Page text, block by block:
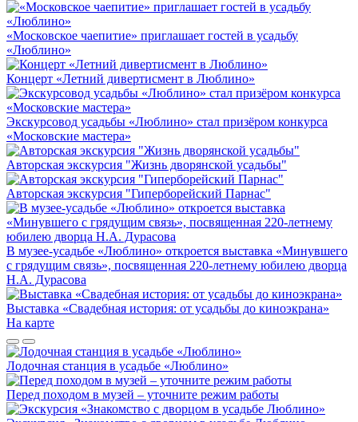
«Московское чаепитие» приглашает гостей в усадьбу
«Люблино»
Концерт «Летний дивертисмент в Люблино»
Экскурсовод усадьбы «Люблино» стал призёром конкурса
«Московские мастера»
Авторская экскурсия "Жизнь дворянской усадьбы"
Авторская экскурсия "Гиперборейский Парнас"
В музее-усадьбе «Люблино» откроется выставка «Минувшего
с грядущим связь», посвященная 220-летнему юбилею дворца
Н.А. Дурасова
Выставка «Свадебная история: от усадьбы до киноэкрана»
На карте
Лодочная станция в усадьбе «Люблино»
Перед походом в музей – уточните режим работы